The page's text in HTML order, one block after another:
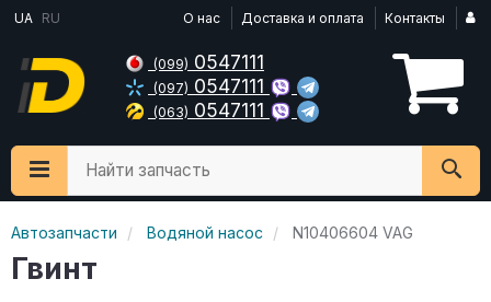
UA RU О нас Доставка и оплата Контакты
(099) 0547111
(097) 0547111
(063) 0547111
Найти запчасть
Автозапчасти Водяной насос N10406604 VAG
Гвинт